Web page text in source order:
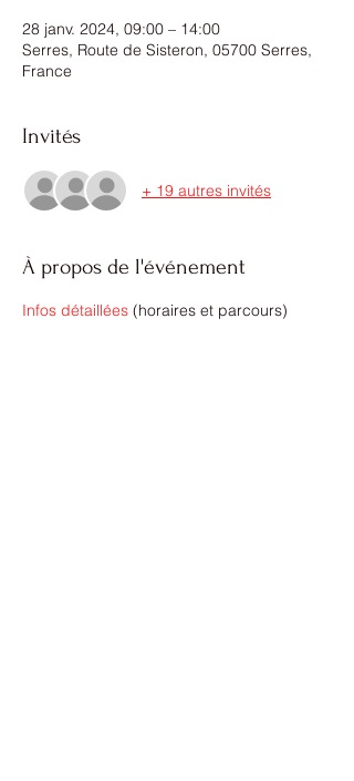
28 janv. 2024, 09:00 – 14:00
Serres, Route de Sisteron, 05700 Serres,
France
Invités
+ 19 autres invités
À propos de l'événement
Infos détaillées (horaires et parcours)